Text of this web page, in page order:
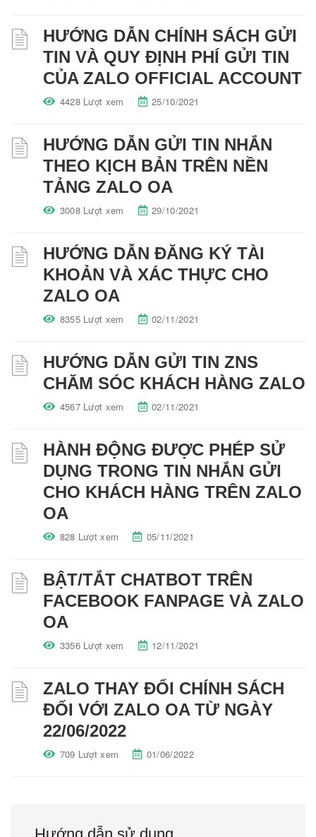
HƯỚNG DẪN CHÍNH SÁCH GỬI
TIN VÀ QUY ĐỊNH PHÍ GỬI TIN
CỦA ZALO OFFICIAL ACCOUNT
4428 Lượt xem 25/10/2021
HƯỚNG DẪN GỬI TIN NHẮN
THEO KỊCH BẢN TRÊN NỀN
TẢNG ZALO OA
3008 Lượt xem 29/10/2021
HƯỚNG DẪN ĐĂNG KÝ TÀI
KHOẢN VÀ XÁC THỰC CHO
ZALO OA
8355 Lượt xem 02/11/2021
HƯỚNG DẪN GỬI TIN ZNS
CHĂM SÓC KHÁCH HÀNG ZALO
4567 Lượt xem 02/11/2021
HÀNH ĐỘNG ĐƯỢC PHÉP SỬ
DỤNG TRONG TIN NHẮN GỬI
CHO KHÁCH HÀNG TRÊN ZALO
OA
828 Lượt xem 05/11/2021
BẬT/TẮT CHATBOT TRÊN
FACEBOOK FANPAGE VÀ ZALO
OA
3356 Lượt xem 12/11/2021
ZALO THAY ĐỔI CHÍNH SÁCH
ĐỐI VỚI ZALO OA TỪ NGÀY
22/06/2022
709 Lượt xem 01/06/2022